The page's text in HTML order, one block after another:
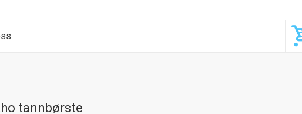
tannbørste